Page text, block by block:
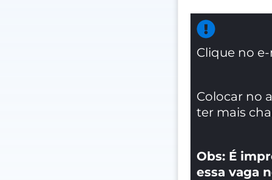
Clique no
Colocar no
ter mais
Obs: É
essa vaga